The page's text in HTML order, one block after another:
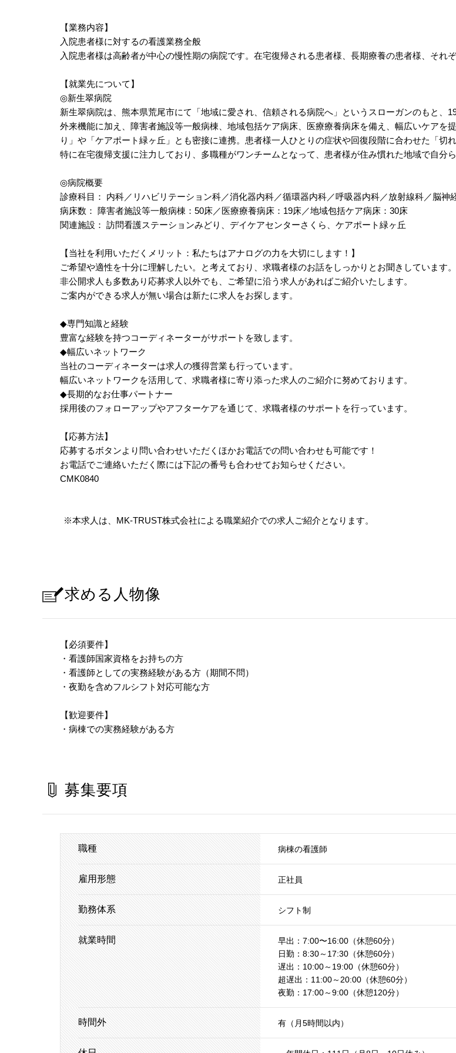
【業務内容】
入院患者様に対するの看護業務全般
入院患者様は高齢者が中心の慢性期の病院です。在宅復帰される患者様、長期療養の患者様、それ
【就業先について】
◎新生翠病院
新生翠病院は、熊本県荒尾市にて「地域に愛され、信頼される病院へ」というスローガンのもと、
外来機能に加え、障害者施設等一般病棟、地域包括ケア病床、医療療養病床を備え、幅広いケア
り」や「ケアポート緑ヶ丘」とも密接に連携。患者様一人ひとりの症状や回復段階に合わせた「切
特に在宅復帰支援に注力しており、多職種がワンチームとなって、患者様が住み慣れた地域で自分
◎病院概要
診療科目： 内科／リハビリテーション科／消化器内科／循環器内科／呼吸器内科／放射線科／脳神
病床数： 障害者施設等一般病棟：50床／医療療養病床：19床／地域包括ケア病床：30床
関連施設： 訪問看護ステーションみどり、デイケアセンターさくら、ケアポート緑ヶ丘
【当社を利用いただくメリット：私たちはアナログの力を大切にします！】
ご希望や適性を十分に理解したい。と考えており、求職者様のお話をしっかりとお聞きしています。
非公開求人も多数あり応募求人以外でも、ご希望に沿う求人があればご紹介いたします。
ご案内ができる求人が無い場合は新たに求人をお探します。
◆専門知識と経験
豊富な経験を持つコーディネーターがサポートを致します。
◆幅広いネットワーク
当社のコーディネーターは求人の獲得営業も行っています。
幅広いネットワークを活用して、求職者様に寄り添った求人のご紹介に努めております。
◆長期的なお仕事パートナー
採用後のフォローアップやアフターケアを通じて、求職者様のサポートを行っています。
【応募方法】
応募するボタンより問い合わせいただくほかお電話での問い合わせも可能です！
お電話でご連絡いただく際には下記の番号も合わせてお知らせください。
CMK0840
※本求人は、MK-TRUST株式会社による職業紹介での求人ご紹介となります。
求める人物像
【必須要件】
・看護師国家資格をお持ちの方
・看護師としての実務経験がある方（期間不問）
・夜勤を含めフルシフト対応可能な方
【歓迎要件】
・病棟での実務経験がある方
募集要項
職種 病棟の看護師
雇用形態 正社員
勤務体系 シフト制
就業時間
早出：7:00〜16:00（休憩60分）
日勤：8:30～17:30（休憩60分）
遅出：10:00～19:00（休憩60分）
超遅出：11:00～20:00（休憩60分）
夜勤：17:00～9:00（休憩120分）
時間外 有（月5時間以内）